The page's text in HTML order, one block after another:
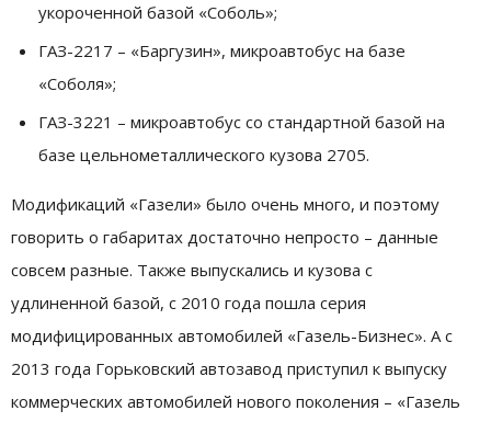
укороченной базой «Соболь»;
ГАЗ-2217 – «Баргузин», микроавтобус на базе
«Соболя»;
ГАЗ-3221 – микроавтобус со стандартной базой на
базе цельнометаллического кузова 2705.
Модификаций «Газели» было очень много, и поэтому
говорить о габаритах достаточно непросто – данные
совсем разные. Также выпускались и кузова с
удлиненной базой, с 2010 года пошла серия
модифицированных автомобилей «Газель-Бизнес». А с
2013 года Горьковский автозавод приступил к выпуску
коммерческих автомобилей нового поколения – «Газель